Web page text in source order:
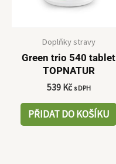
Doplňky stravy
Green trio 540 tablet
TOPNATUR
539 Kč s DPH
PŘIDAT DO KOŠÍKU